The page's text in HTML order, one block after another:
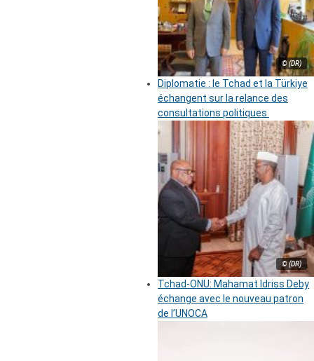
© (DR)
Diplomatie : le Tchad et la Türkiye
échangent sur la relance des
consultations politiques
© (DR)
Tchad-ONU: Mahamat Idriss Deby
échange avec le nouveau patron
de l’UNOCA